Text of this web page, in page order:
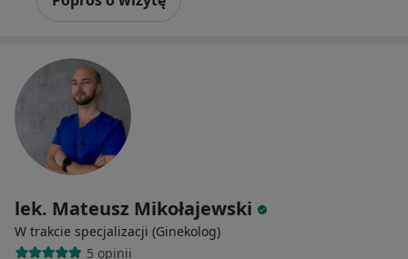
lek. Mateusz Mikołajewski
W trakcie specjalizacji (Ginekolog)
5 opinii